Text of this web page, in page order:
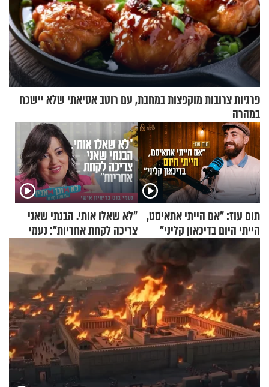
פרגיות צרובות מוקפצות במחבת, עם רוטב אסיאתי שלא יישכח
במהרה
תום עוז: "אם הייתי אתאיסט,
הייתי היום בדיכאון קליני"
"לא שאלו אותי. הבנתי שאני
צריכה לקחת אחריות": נעמי
בנט בריאיון אישי